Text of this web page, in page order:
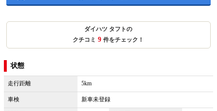
ダイハツ タフトの
クチコミ 9 件をチェック！
状態
走行距離 5km
車検 新車未登録